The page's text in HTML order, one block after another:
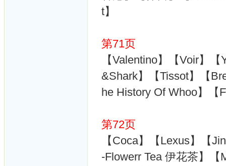
t】
第71页
【Valentino】【Voir】
&Shark】【Tissot】【
he History Of Whoo】【
第72页
【Coca】【Lexus】【
-Flowerr Tea 伊花茶】